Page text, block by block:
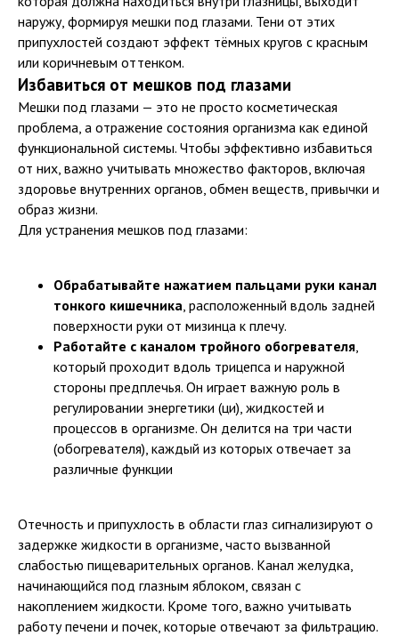
наружу, формируя мешки под глазами. Тени от этих
припухлостей создают эффект тёмных кругов с красным
или коричневым оттенком.
Избавиться от мешков под глазами
Мешки под глазами — это не просто косметическая
проблема, а отражение состояния организма как единой
функциональной системы. Чтобы эффективно избавиться
от них, важно учитывать множество факторов, включая
здоровье внутренних органов, обмен веществ, привычки и
образ жизни.
Для устранения мешков под глазами:
Обрабатывайте нажатием пальцами руки канал
тонкого кишечника , расположенный вдоль задней
поверхности руки от мизинца к плечу.
Работайте с каналом тройного обогревателя
который проходит вдоль трицепса и наружной
стороны предплечья. Он играет важную роль в
регулировании энергетики (ци), жидкостей и
процессов в организме. Он делится на три части
(обогревателя), каждый из которых отвечает за
различные функции
Отечность и припухлость в области глаз сигнализируют о
задержке жидкости в организме, часто вызванной
слабостью пищеварительных органов. Канал желудка,
начинающийся под глазным яблоком, связан с
накоплением жидкости. Кроме того, важно учитывать
работу печени и почек, которые отвечают за фильтрацию.